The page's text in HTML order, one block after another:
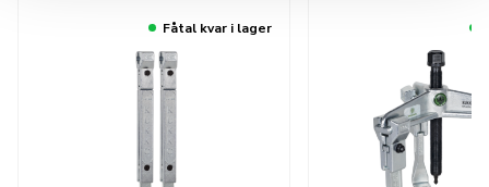
Fåtal kvar i lager